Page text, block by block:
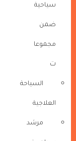
سياحية
ضمن
مجموعا
ت
السياحة
العلاجية
مرشد